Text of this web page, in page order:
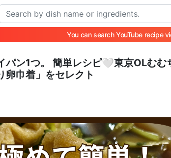
You can search YouTube recipe
パン1つ。 簡単レシピ🤍東京OLむむ
卵巾着」をセレクト